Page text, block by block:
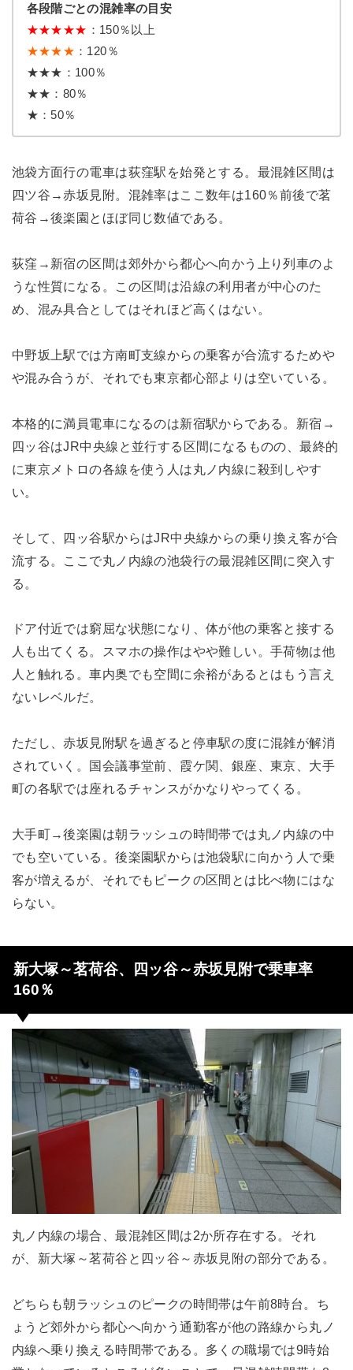
各段階ごとの混雑率の目安
★★★★★ ：150％以上
★★★★ ：120％
★★★：100％
★★：80％
★：50％
池袋方面行の電車は荻窪駅を始発とする。最混雑区間は
四ツ谷→赤坂見附。混雑率はここ数年は160％前後で茗
荷谷→後楽園とほぼ同じ数値である。
荻窪→新宿の区間は郊外から都心へ向かう上り列車のよ
うな性質になる。この区間は沿線の利用者が中心のた
め、混み具合としてはそれほど高くはない。
中野坂上駅では方南町支線からの乗客が合流するためや
や混み合うが、それでも東京都心部よりは空いている。
本格的に満員電車になるのは新宿駅からである。新宿→
四ッ谷はJR中央線と並行する区間になるものの、最終的
に東京メトロの各線を使う人は丸ノ内線に殺到しやす
い。
そして、四ッ谷駅からはJR中央線からの乗り換え客が合
流する。ここで丸ノ内線の池袋行の最混雑区間に突入す
る。
ドア付近では窮屈な状態になり、体が他の乗客と接する
人も出てくる。スマホの操作はやや難しい。手荷物は他
人と触れる。車内奥でも空間に余裕があるとはもう言え
ないレベルだ。
ただし、赤坂見附駅を過ぎると停車駅の度に混雑が解消
されていく。国会議事堂前、霞ケ関、銀座、東京、大手
町の各駅では座れるチャンスがかなりやってくる。
大手町→後楽園は朝ラッシュの時間帯では丸ノ内線の中
でも空いている。後楽園駅からは池袋駅に向かう人で乗
客が増えるが、それでもピークの区間とは比べ物にはな
らない。
新大塚～茗荷谷、四ッ谷～赤坂見附で乗車率
160％
丸ノ内線の場合、最混雑区間は2か所存在する。それ
が、新大塚～茗荷谷と四ッ谷～赤坂見附の部分である。
どちらも朝ラッシュのピークの時間帯は午前8時台。ち
ょうど郊外から都心へ向かう通勤客が他の路線から丸ノ
内線へ乗り換える時間帯である。多くの職場では9時始